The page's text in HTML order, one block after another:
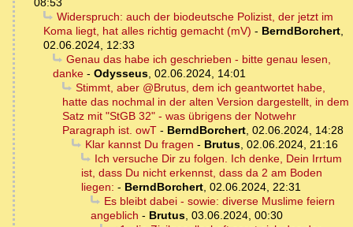
08:53
Widerspruch: auch der biodeutsche Polizist, der jetzt im
Koma liegt, hat alles richtig gemacht (mV) - BerndBorchert,
02.06.2024, 12:33
Genau das habe ich geschrieben - bitte genau lesen,
danke - Odysseus, 02.06.2024, 14:01
Stimmt, aber @Brutus, dem ich geantwortet habe,
hatte das nochmal in der alten Version dargestellt, in dem
Satz mit "StGB 32" - was übrigens der Notwehr
Paragraph ist. owT - BerndBorchert, 02.06.2024, 14:28
Klar kannst Du fragen - Brutus, 02.06.2024, 21:16
Ich versuche Dir zu folgen. Ich denke, Dein Irrtum
ist, dass Du nicht erkennst, dass da 2 am Boden
liegen: - BerndBorchert, 02.06.2024, 22:31
Es bleibt dabei - sowie: diverse Muslime feiern
angeblich - Brutus, 03.06.2024, 00:30